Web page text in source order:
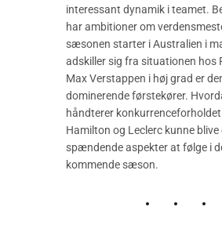
interessant dynamik i teamet.
har ambitioner om
sæsonen starter i Australien i
adskiller sig fra situationen hos
Max Verstappen i høj grad er
dominerende førstekører.
håndterer
Hamilton og Leclerc kunne blive
spændende aspekter at følge i
kommende sæson.